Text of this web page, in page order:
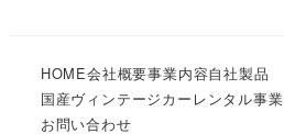
HOME会社概要事業内容自社製品
国産ヴィンテージカーレンタル事業
お問い合わせ